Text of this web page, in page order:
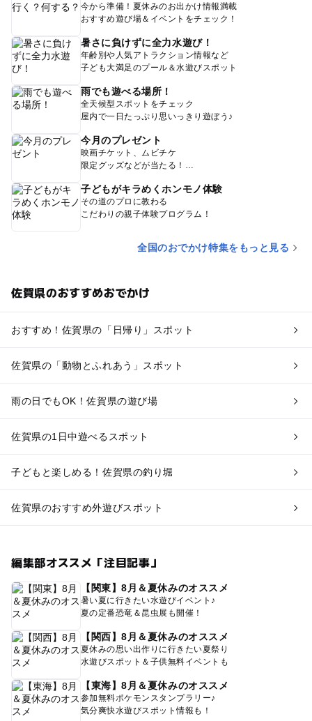
今から準備！夏休みのお出かけ情報満載
おすすめ遊び場＆イベントをチェック！
暑さに負けずに全力水遊び！
年齢別や人気アトラクション情報など
子ども大満足のプール＆水遊びスポット
雨でも遊べる場所！
全天候型スポットをチェック
屋内で一日たっぷり思いっきり遊ぼう♪
今月のプレゼント
映画チケット、ムビチケ
限定グッズなどが当たる！
子どもがキラめくホンモノ体験
その道のプロに教わる
こだわりの親子体験プログラム！
全国のおでかけ特集をもっと見る
佐賀県のおすすめおでかけ
おすすめ！佐賀県の「日帰り」スポット
佐賀県の「動物とふれあう」スポット
雨の日でもOK！佐賀県の遊び場
佐賀県の1日中遊べるスポット
子どもと楽しめる！佐賀県の釣り堀
佐賀県のおすすめ外遊びスポット
編集部オススメ「注目記事」
【関東】8月＆夏休みのオススメ
暑い夏に行きたい水遊びイベント♪
夏の定番恐竜＆昆虫展も開催！
【関西】8月＆夏休みのオススメ
夏休みの思い出作りに行きたい夏祭り
水遊びスポット＆子供無料イベントも
【東海】8月＆夏休みのオススメ
参加無料ポケモンスタンプラリー♪
気分爽快水遊びスポット情報も！